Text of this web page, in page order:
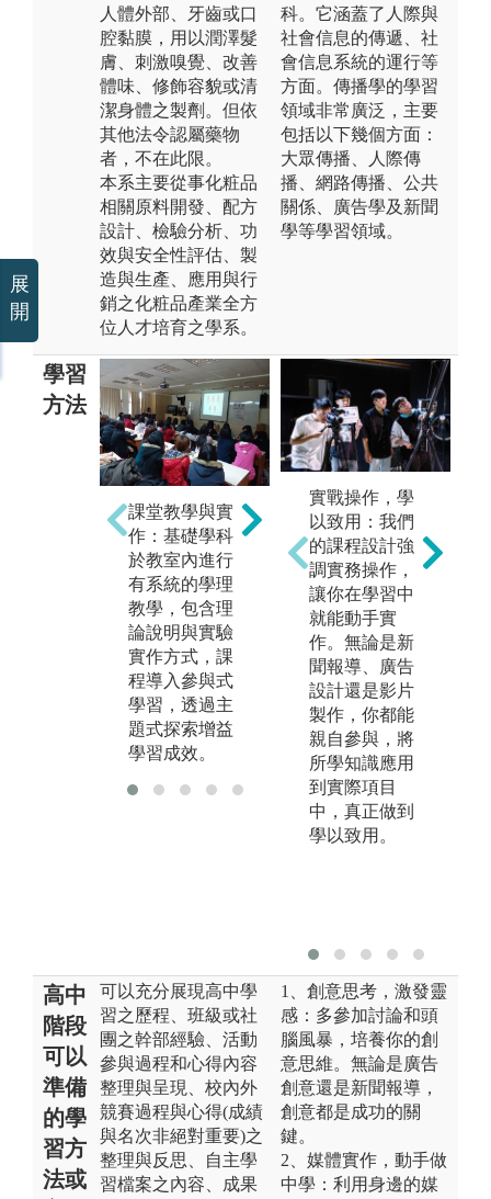
人體外部、牙齒或口
腔黏膜，用以潤澤髮
膚、刺激嗅覺、改善
體味、修飾容貌或清
潔身體之製劑。但依
其他法令認屬藥物
者，不在此限。
本系主要從事化粧品
相關原料開發、配方
設計、檢驗分析、功
效與安全性評估、製
造與生產、應用與行
銷之化粧品產業全方
位人才培育之學系。
科。它涵蓋了人際與
社會信息的傳遞、社
會信息系統的運行等
方面。傳播學的學習
領域非常廣泛，主要
包括以下幾個方面：
大眾傳播、人際傳
播、網路傳播、公共
關係、廣告學及新聞
學等學習領域。
學習
方法
課堂教學與實
作：基礎學科
於教室內進行
有系統的學理
教學，包含理
論說明與實驗
實作方式，課
程導入參與式
學習，透過主
題式探索增益
學習成效。
專業競賽 ：學
生應用學校所
學專業參與本
系所舉辦的化
粧品調製、調
香與商品設計
等化粧品相關
競賽。
實戰操作，學
以致用：我們
的課程設計強
調實務操作，
讓你在學習中
就能動手實
作。無論是新
聞報導、廣告
設計還是影片
製作，你都能
親自參與，將
所學知識應用
到實際項目
中，真正做到
學以致用。
高中
階段
可以
準備
的學
習方
法或
可以充分展現高中學
習之歷程、班級或社
團之幹部經驗、活動
參與過程和心得內容
整理與呈現、校內外
競賽過程與心得(成績
與名次非絕對重要)之
整理與反思、自主學
習檔案之內容、成果
1、創意思考，激發靈
感：多參加討論和頭
腦風暴，培養你的創
意思維。無論是廣告
創意還是新聞報導，
創意都是成功的關
鍵。
2、媒體實作，動手做
中學：利用身邊的媒
展
開